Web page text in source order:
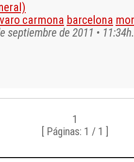
carmona barcelona
septiembre de 2011 • 11:34h.
1
[ Páginas: 1 / 1 ]